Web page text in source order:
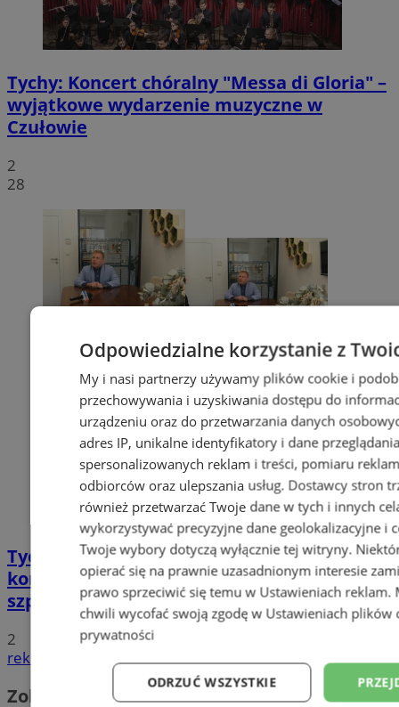
Tychy: Koncert chóralny "Messa di Gloria" –
wyjątkowe wydarzenie muzyczne w
Czułowie
2
28
Tychy: Bitcoiny i Fundacja TVS walczą z
koronawirusem. Ogromna darowizna dla
szpitala
2
reklama
Zobacz również
Odpowiedzialne korzystanie z
My i nasi partnerzy używamy plików cookie i
przechowywania i uzyskiwania dostępu do
urządzeniu oraz do przetwarzania danych
adres IP, unikalne identyfikatory i dane
spersonalizowanych reklam i treści, pomiaru
odbiorców oraz ulepszania usług. Dostawcy stron
również przetwarzać Twoje dane w tych i innych
wykorzystywać precyzyjne dane geolokalizacyjne i
Twoje wybory dotyczą wyłącznie tej witryny.
opierać się na prawnie uzasadnionym interesie
prawo sprzeciwić się temu w Ustawieniach reklam.
chwili wycofać swoją zgodę w Ustawieniach plików
prywatności
ODRZUĆ WSZYSTKIE